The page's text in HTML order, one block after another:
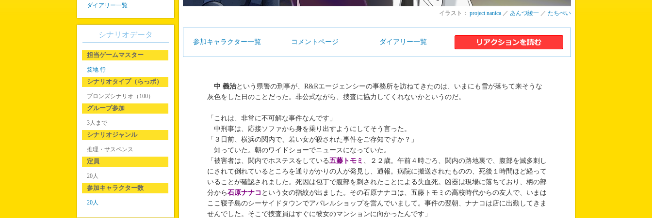
イラスト： project nanica ／ あんづ綾一 ／ たちぺい
参加キャラクター一覧 コメントページ ダイアリー一覧
中 義治という県警の刑事が、R&Rエージェンシーの事務所を訪ねてきたのは、いまにも雪が落ちて来そうな
灰色をした日のことだった。非公式ながら、捜査に協力してくれないかというのだ。
「これは、非常に不可解な事件なんです」
中刑事は、応接ソファから身を乗り出すようにしてそう言った。
「３日前、横浜の関内で、若い女が殺された事件をご存知ですか？」
知っていた。朝のワイドショーでニュースになっていた。
「被害者は、関内でホステスをしている五藤トモミ 、２２歳。午前４時ごろ、関内の路地裏で、腹部を滅多刺し
にされて倒れているところを通りがかりの人が発見し、通報。病院に搬送されたものの、死後１時間ほど経って
いることが確認されました。死因は包丁で腹部を刺されたことによる失血死。凶器は現場に落ちており、柄の部
分から石原ナナコ という女の指紋が出ました。その石原ナナコは、五藤トモミの高校時代からの友人で、いまは
ここ寝子島のシーサイドタウンでアパレルショップを営んでいまして。事件の翌朝、ナナコは店に出勤してきま
せんでした。そこで捜査員はすぐに彼女のマンションに向かったんです」
ダイアリー一覧
シナリオデータ
担当ゲームマスター
笈地 行
シナリオタイプ（らっポ）
ブロンズシナリオ（100）
グループ参加
3人まで
シナリオジャンル
推理・サスペンス
定員
20人
参加キャラクター数
20人